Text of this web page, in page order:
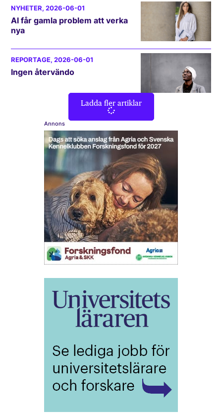
NYHETER, 2026-06-01
AI får gamla problem att verka
nya
REPORTAGE, 2026-06-01
Ingen återvändo
Ladda fler artiklar
Annons